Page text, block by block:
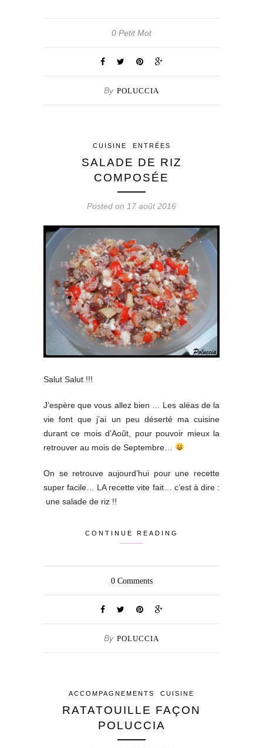
0 Petit Mot
By POLUCCIA
CUISINE ENTRÉES
SALADE DE RIZ
COMPOSÉE
Posted on 17 août 2016
Salut Salut !!!
J’espère que vous allez bien … Les aléas de la
vie font que j’ai un peu déserté ma cuisine
durant ce mois d’Août, pour pouvoir mieux la
retrouver au mois de Septembre…
On se retrouve aujourd’hui pour une recette
super facile… LA recette vite fait… c’est à dire :
une salade de riz !!
CONTINUE READING
0Comments
By POLUCCIA
ACCOMPAGNEMENTS CUISINE
RATATOUILLE FAÇON
POLUCCIA